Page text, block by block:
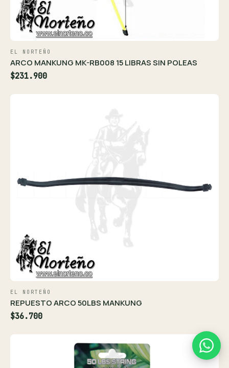
EL NORTEÑO
ARCO MANKUNG MK-RB008 15 LIBRAS SIN POLEAS
$231.900
EL NORTEÑO
REPUESTO ARCO 50LBS MANKUNG
$36.700